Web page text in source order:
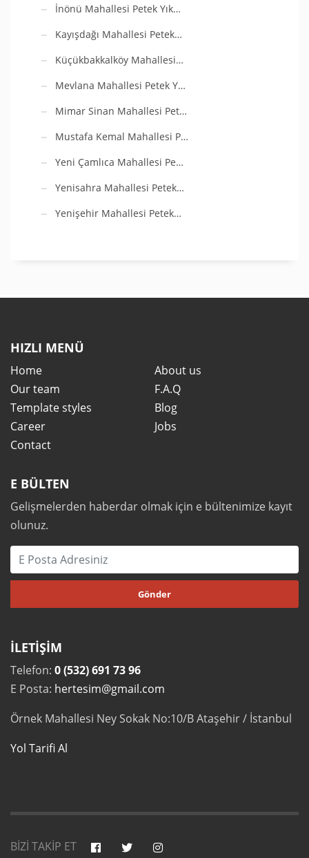
İnönü Mahallesi Petek Yık…
Kayışdağı Mahallesi Petek…
Küçükbakkalköy Mahallesi…
Mevlana Mahallesi Petek Y…
Mimar Sinan Mahallesi Pet…
Mustafa Kemal Mahallesi P…
Yeni Çamlıca Mahallesi Pe…
Yenisahra Mahallesi Petek…
Yenişehir Mahallesi Petek…
HIZLI MENÜ
Home
About us
Our team
F.A.Q
Template styles
Blog
Career
Jobs
Contact
E BÜLTEN
Gelişmelerden haberdar olmak için e bültenimize kayıt
olunuz.
İLETİŞİM
Telefon: 0 (532) 691 73 96
E Posta: hertesim@gmail.com
Örnek Mahallesi Ney Sokak No:10/B Ataşehir / İstanbul
Yol Tarifi Al
BİZİ TAKİP ET